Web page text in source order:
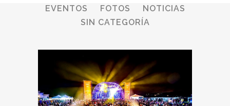
EVENTOS
FOTOS
NOTICIAS
SIN CATEGORÍA